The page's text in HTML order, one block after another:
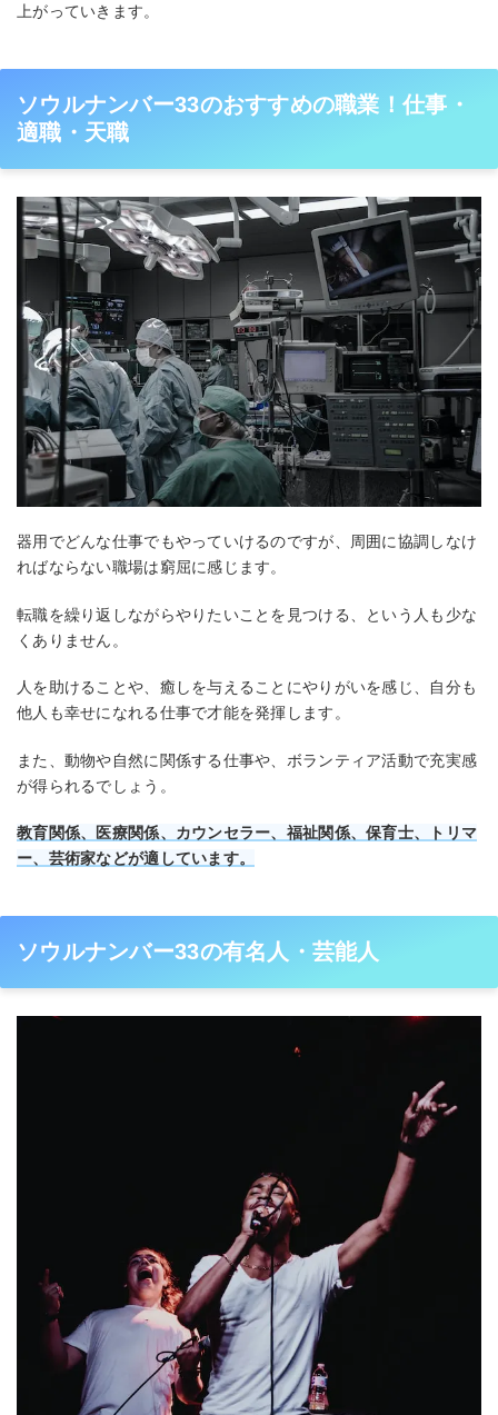
上がっていきます。
ソウルナンバー33のおすすめの職業！仕事・
適職・天職
器用でどんな仕事でもやっていけるのですが、周囲に協調しなけ
ればならない職場は窮屈に感じます。
転職を繰り返しながらやりたいことを見つける、という人も少な
くありません。
人を助けることや、癒しを与えることにやりがいを感じ、自分も
他人も幸せになれる仕事で才能を発揮します。
また、動物や自然に関係する仕事や、ボランティア活動で充実感
が得られるでしょう。
教育関係、医療関係、カウンセラー、福祉関係、保育士、トリマ
ー、芸術家などが適しています。
ソウルナンバー33の有名人・芸能人